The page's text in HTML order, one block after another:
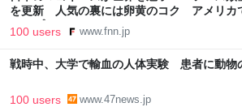
を更新 人気の裏には卵黄のコク アメリカ
FNNプライムオンライン
100 users www.fnn.jp
戦時中、大学で輸血の人体実験 患者に動物
100 users www.47news.jp